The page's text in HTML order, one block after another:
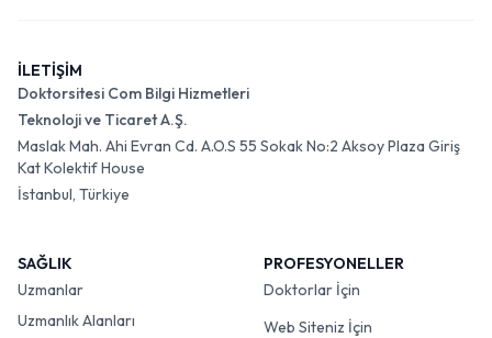
İLETİŞİM
Doktorsitesi Com Bilgi Hizmetleri
Teknoloji ve Ticaret A.Ş.
Maslak Mah. Ahi Evran Cd. A.O.S 55 Sokak No:2 Aksoy Plaza Giriş
Kat Kolektif House
İstanbul, Türkiye
SAĞLIK
Uzmanlar
Uzmanlık Alanları
PROFESYONELLER
Doktorlar İçin
Web Siteniz İçin